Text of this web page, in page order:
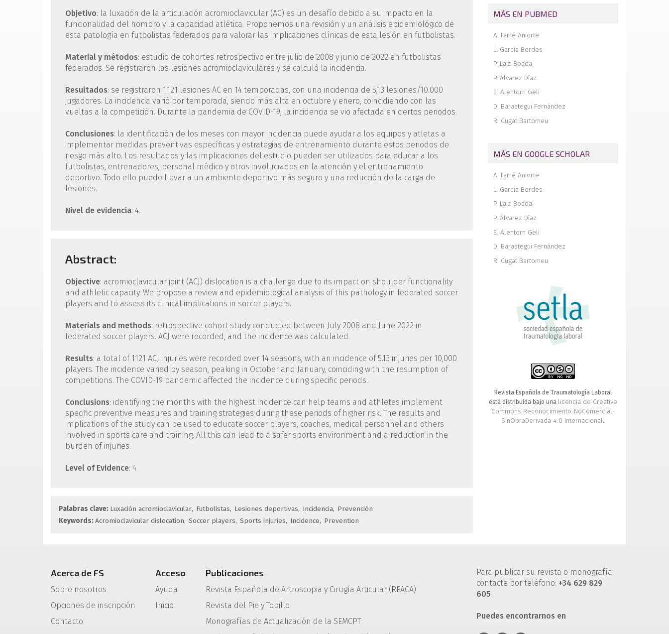
Objetivo: la luxación de la articulación acromioclavicular (AC) es un desafío debido a su impacto en la
funcionalidad del hombro y la capacidad atlética. Proponemos una revisión y un análisis epidemiológico de
esta patología en futbolistas federados para valorar las implicaciones clínicas de esta lesión en futbolistas.
Material y métodos: estudio de cohortes retrospectivo entre julio de 2008 y junio de 2022 en futbolistas
federados. Se registraron las lesiones acromioclaviculares y se calculó la incidencia.
Resultados: se registraron 1.121 lesiones AC en 14 temporadas, con una incidencia de 5,13 lesiones/10.000
jugadores. La incidencia varió por temporada, siendo más alta en octubre y enero, coincidiendo con las
vueltas a la competición. Durante la pandemia de COVID-19, la incidencia se vio afectada en ciertos periodos.
Conclusiones: la identificación de los meses con mayor incidencia puede ayudar a los equipos y atletas a
implementar medidas preventivas específicas y estrategias de entrenamiento durante estos periodos de
riesgo más alto. Los resultados y las implicaciones del estudio pueden ser utilizados para educar a los
futbolistas, entrenadores, personal médico y otros involucrados en la atención y el entrenamiento
deportivo. Todo ello puede llevar a un ambiente deportivo más seguro y una reducción de la carga de
lesiones.
Nivel de evidencia: 4.
Abstract:
Objective: acromioclavicular joint (ACJ) dislocation is a challenge due to its impact on shoulder functionality
and athletic capacity. We propose a review and epidemiological analysis of this pathology in federated soccer
players and to assess its clinical implications in soccer players.
Materials and methods: retrospective cohort study conducted between July 2008 and June 2022 in
federated soccer players. ACJ were recorded, and the incidence was calculated.
Results: a total of 1121 ACJ injuries were recorded over 14 seasons, with an incidence of 5.13 injuries per 10,000
players. The incidence varied by season, peaking in October and January, coinciding with the resumption of
competitions. The COVID-19 pandemic affected the incidence during specific periods.
Conclusions: identifying the months with the highest incidence can help teams and athletes implement
specific preventive measures and training strategies during these periods of higher risk. The results and
implications of the study can be used to educate soccer players, coaches, medical personnel and others
involved in sports care and training. All this can lead to a safer sports environment and a reduction in the
burden of injuries.
Level of Evidence: 4.
Palabras clave: Luxación acromioclavicular Futbolistas Lesiones deportivas Incidencia Prevención
Keywords:Acromioclavicular dislocation Soccer players Sports injuries Incidence Prevention
federados: un análisis
Transferencia del trapecio inferior como
tratamiento de las roturas
posterosuperiores masivas irreparables
del manguito rotador
Tratamiento y evolución de una fractura
un caso clínico
MÁS EN PUBMED
A. Farré Aniorte
L. García Bordes
P. Laiz Boada
P. Álvarez Díaz
E. Alentorn Geli
D. Barastegui Fernández
R. Cugat Bartomeu
MÁS EN GOOGLE SCHOLAR
A. Farré Aniorte
L. García Bordes
P. Laiz Boada
P. Álvarez Díaz
E. Alentorn Geli
D. Barastegui Fernández
R. Cugat Bartomeu
Revista Española de Traumatología Laboral
está distribuida bajo una licencia de Creative
Commons Reconocimiento-NoComercial-
SinObraDerivada 4.0 Internacional.
Acerca de FS
Sobre nosotros
Opciones de inscripción
Contacto
Acceso
Ayuda
Inicio
Publicaciones
Revista Española de Artroscopia y Cirugía Articular (REACA)
Revista del Pie y Tobillo
Monografías de Actualización de la SEMCPT
Para publicar su revista o monografía
contacte por teléfono: +34 629 829
605
Puedes encontrarnos en